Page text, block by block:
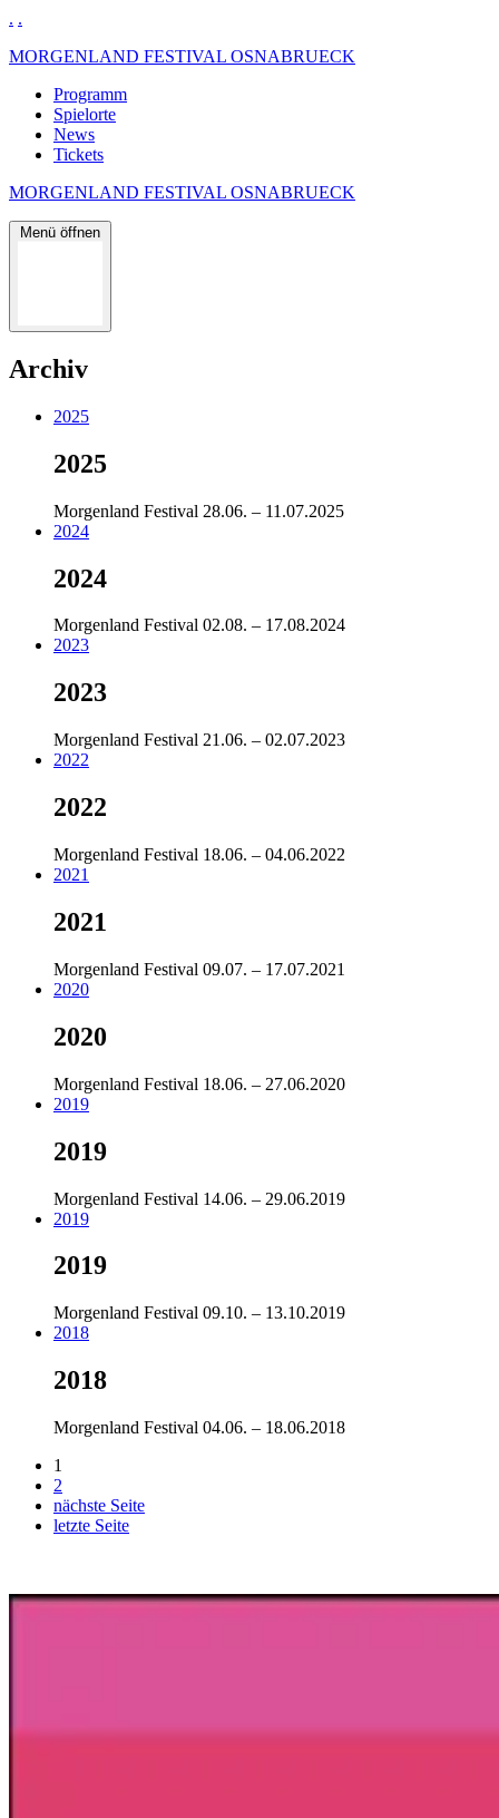
. .
MORGENLAND FESTIVAL OSNABRUECK
Programm
Spielorte
News
Tickets
MORGENLAND FESTIVAL OSNABRUECK
Menü öffnen
Archiv
2025
2025
Morgenland Festival 28.06. – 11.07.2025
2024
2024
Morgenland Festival 02.08. – 17.08.2024
2023
2023
Morgenland Festival 21.06. – 02.07.2023
2022
2022
Morgenland Festival 18.06. – 04.06.2022
2021
2021
Morgenland Festival 09.07. – 17.07.2021
2020
2020
Morgenland Festival 18.06. – 27.06.2020
2019
2019
Morgenland Festival 14.06. – 29.06.2019
2019
2019
Morgenland Festival 09.10. – 13.10.2019
2018
2018
Morgenland Festival 04.06. – 18.06.2018
1
2
nächste Seite
letzte Seite